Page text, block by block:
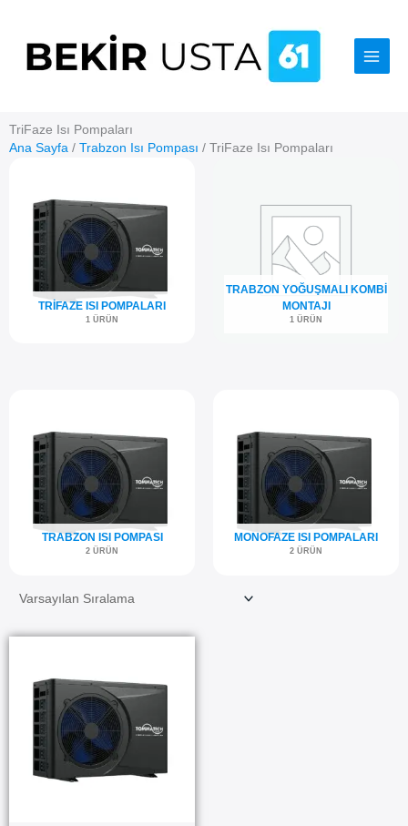
TriFaze Isı Pompaları
Ana Sayfa / Trabzon Isı Pompası / TriFaze Isı Pompaları
TRIFAZE ISI POMPALARI
1 ÜRÜN
TRABZON YOĞUŞMALI KOMBI
MONTAJI
1 ÜRÜN
TRABZON ISI POMPASI
2 ÜRÜN
MONOFAZE ISI POMPALARI
2 ÜRÜN